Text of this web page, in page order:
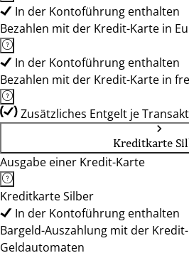
In der Kontoführung enthalten
Bezahlen mit der Kredit-Karte in
In der Kontoführung enthalten
Bezahlen mit der Kredit-Karte in
Zusätzliches Entgelt je
Kreditkarte
Ausgabe einer Kredit-Karte
Kreditkarte Silber
In der Kontoführung enthalten
Bargeld-Auszahlung mit der
Geldautomaten